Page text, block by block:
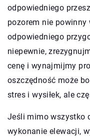
odpowiedniego
pozorem nie
odpowiedniego
niepewnie,
cenę i wynajmijmy
oszczędność może
stres i wysiłek, ale
Jeśli mimo wszystko
wykonanie elewacji,